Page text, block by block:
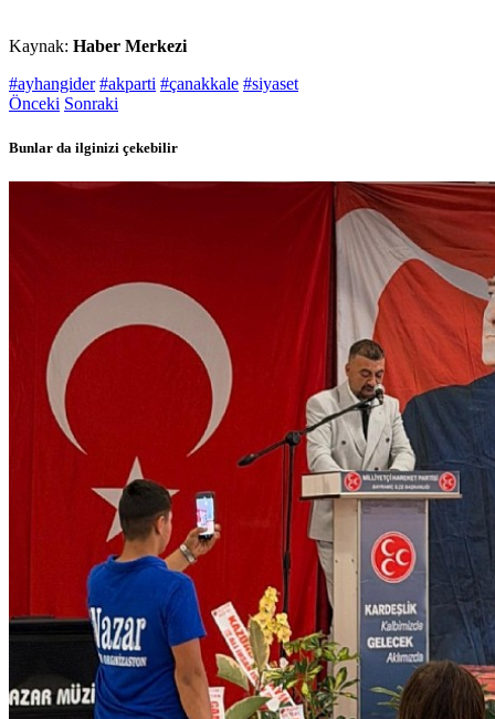
Kaynak: Haber Merkezi
#ayhangider #akparti #çanakkale #siyaset
Önceki Sonraki
Bunlar da ilginizi çekebilir